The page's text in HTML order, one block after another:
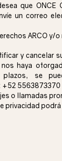
que ONCE
un correo
ARCO
y cancelar
haya
se
+52 5563873370
o llamadas
privacidad